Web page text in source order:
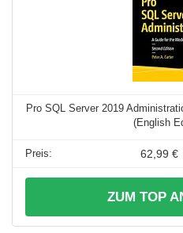
Pro SQL Server 2019
(English
62,99 €
ZUM TOP